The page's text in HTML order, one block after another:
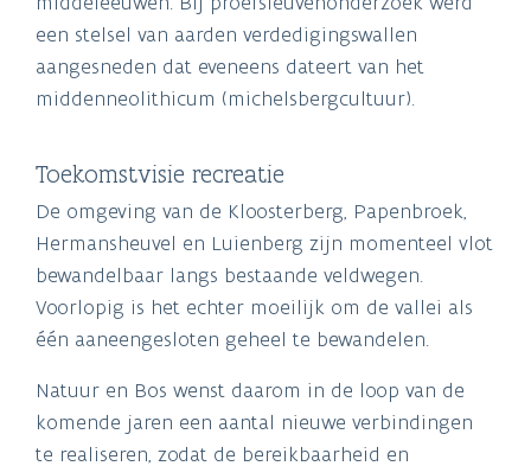
een stelsel van aarden verdedigingswallen
aangesneden dat eveneens dateert van het
middenneolithicum (michelsbergcultuur).
Toekomstvisie recreatie
De omgeving van de Kloosterberg, Papenbroek,
Hermansheuvel en Luienberg zijn momenteel vlot
bewandelbaar langs bestaande veldwegen.
Voorlopig is het echter moeilijk om de vallei als
één aaneengesloten geheel te bewandelen.
Natuur en Bos wenst daarom in de loop van de
komende jaren een aantal nieuwe verbindingen
te realiseren, zodat de bereikbaarheid en